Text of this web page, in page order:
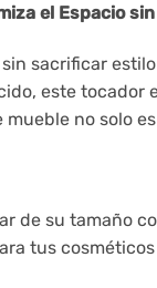
el Espacio
sacrificar
este tocador
no solo
de su tamaño
tus